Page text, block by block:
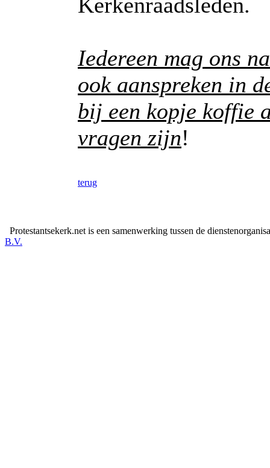
Iedereen mag ons
ook aanspreken in
bij een kopje koffie
vragen zijn!
terug
Protestantsekerk.net is een samenwerking tussen de
B.V.